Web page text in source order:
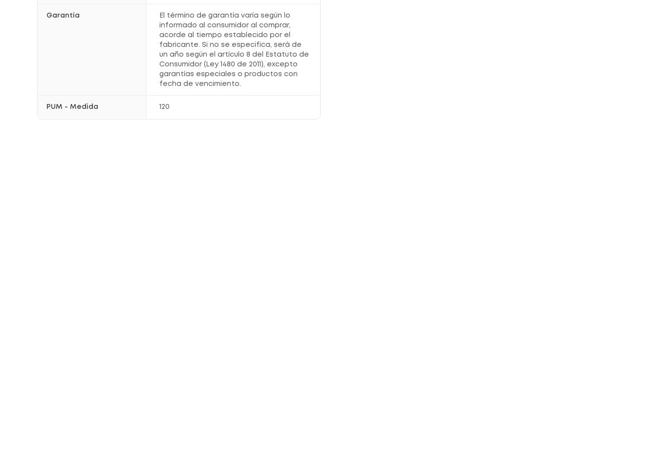
Garantía
El término de garantía varía según lo
informado al consumidor al comprar,
acorde al tiempo establecido por el
fabricante. Si no se especifica, será de
un año según el artículo 8 del Estatuto de
Consumidor (Ley 1480 de 2011), excepto
garantías especiales o productos con
fecha de vencimiento.
PUM - Medida 120